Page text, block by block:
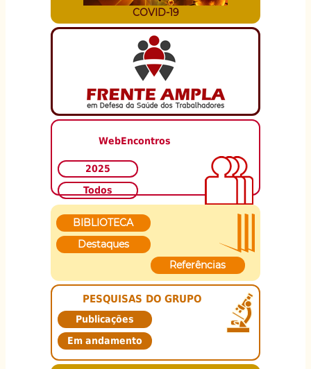
COVID-19
WebEncontros
2025
Todos
BIBLIOTECA
Destaques
Referências
PESQUISAS DO GRUPO
Publicações
Em andamento